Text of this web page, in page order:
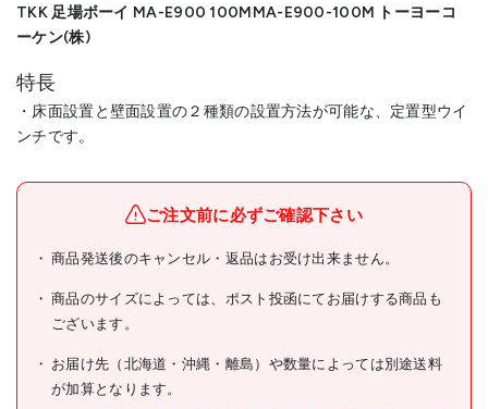
TKK 足場ボーイ MA-E900 100MMA-E900-100M トーヨーコ
ーケン(株)
特長
・床面設置と壁面設置の２種類の設置方法が可能な、定置型ウイ
ンチです。
ブランド名 TKK
商品名
TKK 足場ボーイ MA-E900
100M
型式 MA-E900-100M
JANコード
ご注文前に必ずご確認下さい
商品発送後のキャンセル・返品はお受け出来ません。
商品のサイズによっては、ポスト投函にてお届けする商品も
ございます。
お届け先（北海道・沖縄・離島）や数量によっては別途送料
が加算となります。